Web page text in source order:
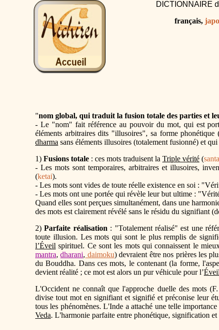
DICTIONNAIRE
français,
"nom global, qui traduit la fusion totale des parties et
- Le "nom" fait référence au pouvoir du mot, qui est
éléments arbitraires dits "illusoires", sa forme
dharma sans éléments illusoires (totalement fusionné) et
1) Fusions totale : ces mots traduisent la Triple vérité (
- Les mots sont temporaires, arbitraires et illusoires,
(ketai).
- Les mots sont vides de toute réelle existence en soi :
- Les mots ont une portée qui révèle leur but ultime :
Quand elles sont perçues simultanément, dans une
des mots est clairement révélé sans le résidu du signifiant
2) Parfaite réalisation : "Totalement réalisé" est une
toute illusion. Les mots qui sont le plus remplis de
l’Éveil spirituel. Ce sont les mots qui connaissent le
mantra,dharani, daimoku) devraient être nos prières les
du Bouddha. Dans ces mots, le contenant (la forme,
devient réalité ; ce mot est alors un pur véhicule pour l’
L'Occident ne connaît que l'approche duelle des mots
divise tout mot en signifiant et signifié et préconise leur
tous les phénomènes. L'Inde a attaché une telle
Veda. L'harmonie parfaite entre phonétique, signification